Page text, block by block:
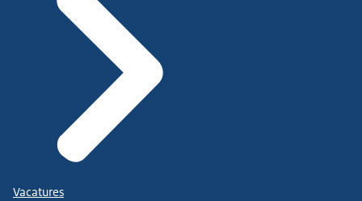
Vacatures